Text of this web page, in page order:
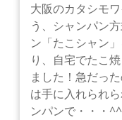
大阪のカタシモ
う、シャンパン
ン「たこシャン
り、自宅でたこ
ました！急だっ
は手に入れられ
ンパンで・・・^^